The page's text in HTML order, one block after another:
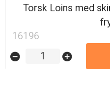
Torsk Loins med
16196
remove_circle add_circle